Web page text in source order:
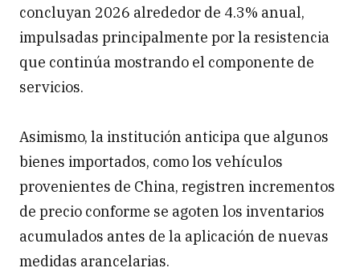
concluyan 2026 alrededor de 4.3% anual,
impulsadas principalmente por la resistencia
que continúa mostrando el componente de
servicios.
Asimismo, la institución anticipa que algunos
bienes importados, como los vehículos
provenientes de China, registren incrementos
de precio conforme se agoten los inventarios
acumulados antes de la aplicación de nuevas
medidas arancelarias.